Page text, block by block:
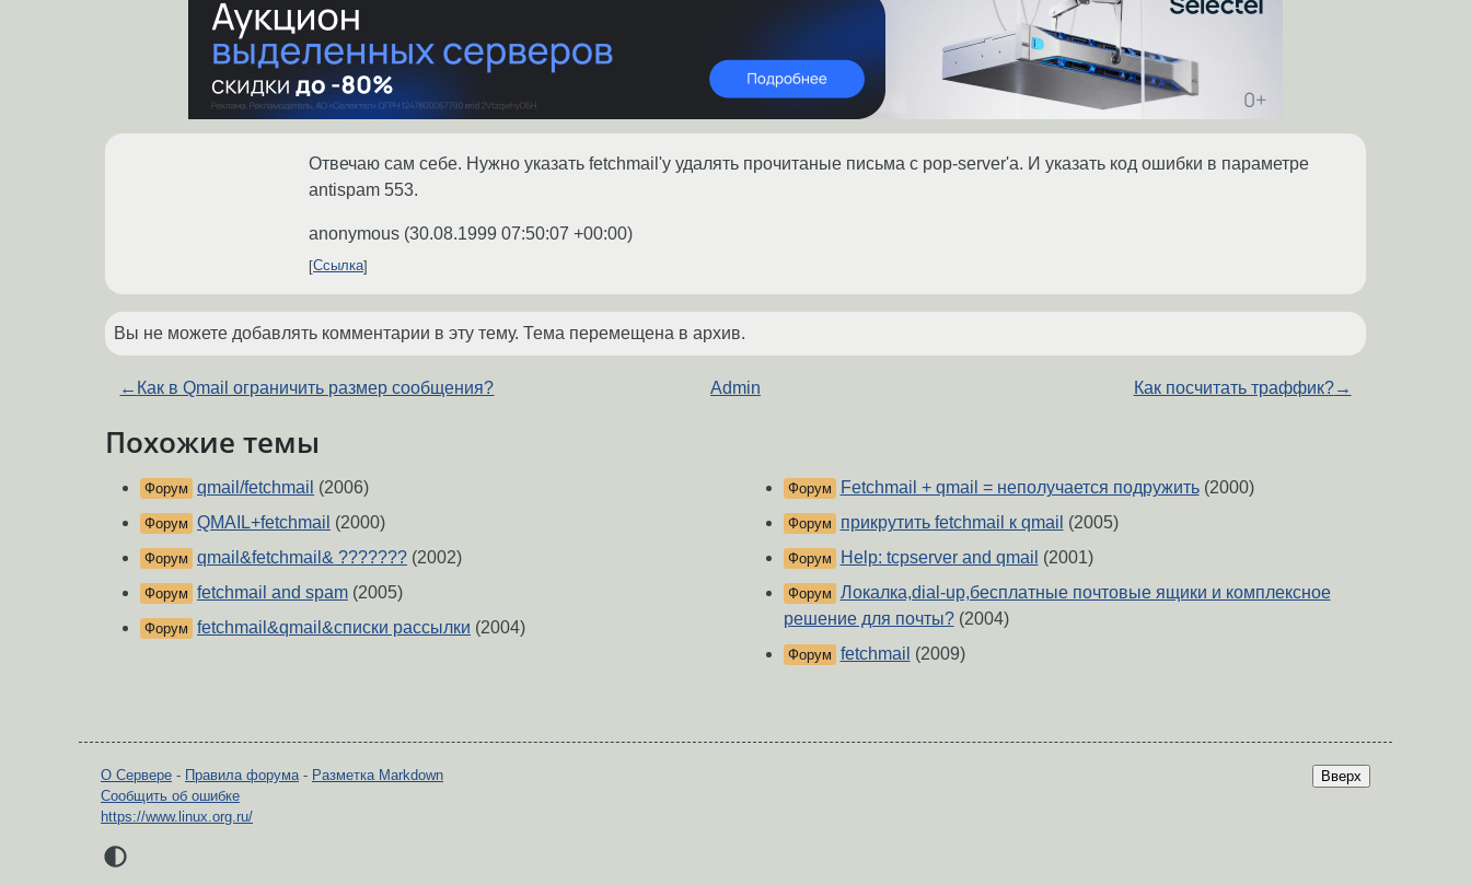
Отвечаю сам себе. Нужно указать fetchmail'у удалять прочитаные письма с pop-server'а. И указать код ошибки в параметре
antispam 553.
anonymous (30.08.1999 07:50:07 +00:00)
Ссылка
Вы не можете добавлять комментарии в эту тему. Тема перемещена в архив.
← Как в Qmail ограничить размер сообщения? Admin Как посчитать траффик?→
Похожие темы
Форум qmail/fetchmail (2006)
Форум QMAIL+fetchmail (2000)
Форум qmail&fetchmail& ??????? (2002)
Форум fetchmail and spam (2005)
Форум fetchmail&qmail&списки рассылки (2004)
Форум Fetchmail + qmail = неполучается подружить(2000)
Форум прикрутить fetchmail к qmail (2005)
Форум Help: tcpserver and qmail (2001)
Форум Локалка,dial-up,бесплатные почтовые ящики и комплексное
решение для почты?(2004)
Форум fetchmail (2009)
Вверх
О Сервере - Правила форума- Разметка Markdown
Сообщить об ошибке
https://www.linux.org.ru/